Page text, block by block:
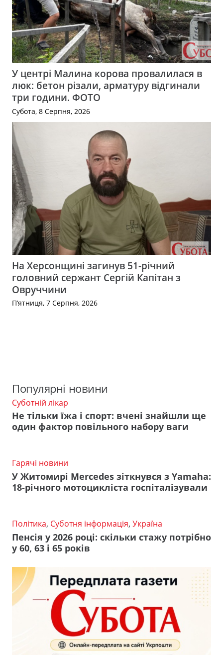
У центрі Малина корова провалилася в
люк: бетон різали, арматуру відгинали
три години. ФОТО
Субота, 8 Серпня, 2026
На Херсонщині загинув 51-річний
головний сержант Сергій Капітан з
Овруччини
П’ятниця, 7 Серпня, 2026
Популярні новини
Суботній лікар
Не тільки їжа і спорт: вчені знайшли ще
один фактор повільного набору ваги
Гарячі новини
У Житомирі Mercedes зіткнувся з Yamaha:
18-річного мотоцикліста госпіталізували
Політика, Суботня інформація, Україна
Пенсія у 2026 році: скільки стажу потрібно
у 60, 63 і 65 років